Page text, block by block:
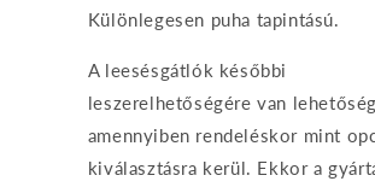
Különlegesen puha tapintású.
A leesésgátlók későbbi
leszerelhetőségére van
amennyiben rendeléskor mint
kiválasztásra kerül. Ekkor a